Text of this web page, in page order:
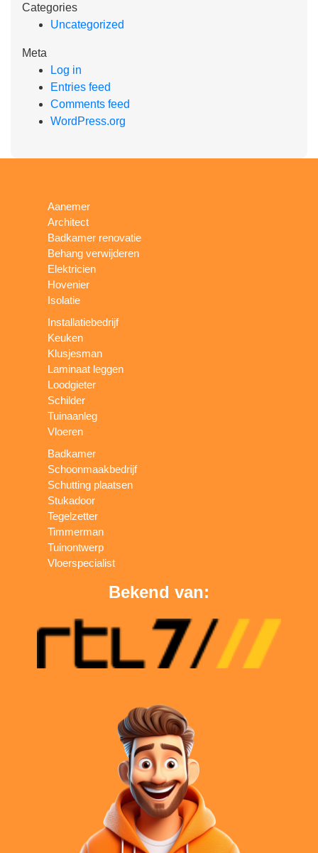
Categories
Uncategorized
Meta
Log in
Entries feed
Comments feed
WordPress.org
Aanemer
Architect
Badkamer renovatie
Behang verwijderen
Elektricien
Hovenier
Isolatie
Installatiebedrijf
Keuken
Klusjesman
Laminaat leggen
Loodgieter
Schilder
Tuinaanleg
Vloeren
Badkamer
Schoonmaakbedrijf
Schutting plaatsen
Stukadoor
Tegelzetter
Timmerman
Tuinontwerp
Vloerspecialist
Bekend van: